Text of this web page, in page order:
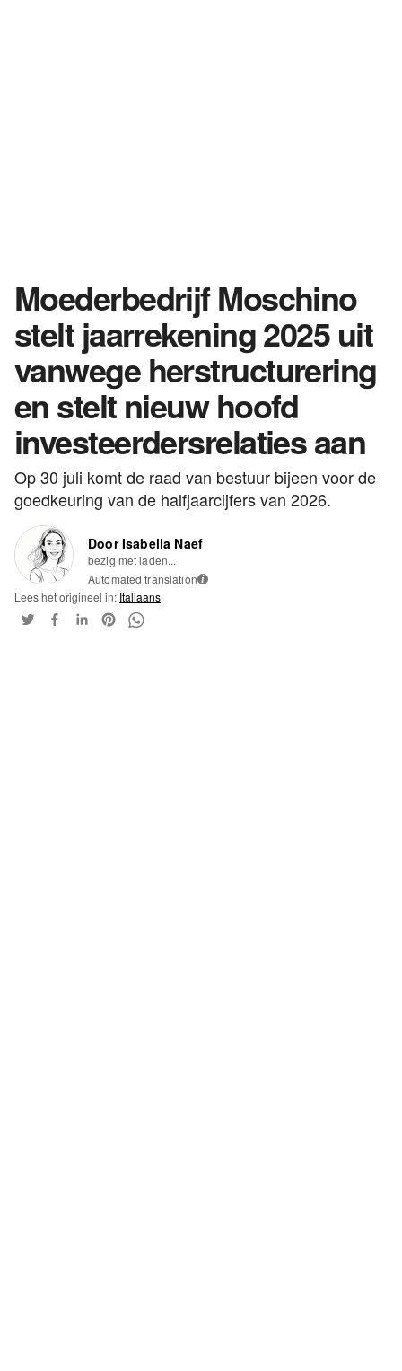
Moederbedrijf Moschino
stelt jaarrekening 2025 uit
vanwege herstructurering
en stelt nieuw hoofd
investeerdersrelaties aan
Op 30 juli komt de raad van bestuur bijeen voor de
goedkeuring van de halfjaarcijfers van 2026.
Door Isabella Naef
bezig met laden...
Automated translation i
Lees het origineel in: Italiaans